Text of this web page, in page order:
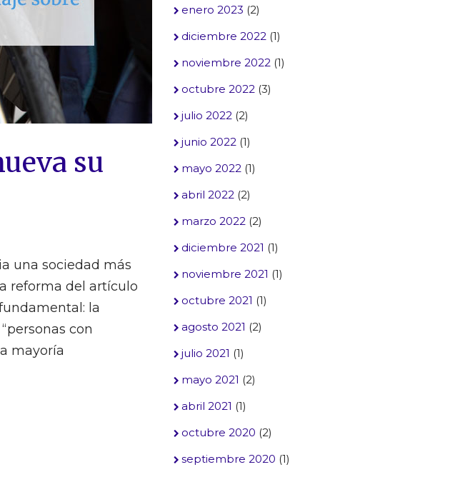
su
una sociedad más
reforma del artículo
la
con
mayoría
enero 2023 (2)
diciembre 2022 (1)
noviembre 2022 (1)
octubre 2022 (3)
julio 2022 (2)
junio 2022 (1)
mayo 2022 (1)
abril 2022 (2)
marzo 2022 (2)
diciembre 2021 (1)
noviembre 2021 (1)
octubre 2021 (1)
agosto 2021 (2)
julio 2021 (1)
mayo 2021 (2)
abril 2021 (1)
octubre 2020 (2)
septiembre 2020 (1)